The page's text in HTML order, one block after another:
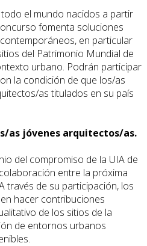
el mundo nacidos a partir
fomenta soluciones
en particular
del Patrimonio Mundial de
urbano. Podrán participar
la condición de que los/as
as titulados en su país
as jóvenes arquitectos/as.
del compromiso de la UIA de
entre la próxima
través de su participación, los
hacer contribuciones
de los sitios de la
de entornos urbanos